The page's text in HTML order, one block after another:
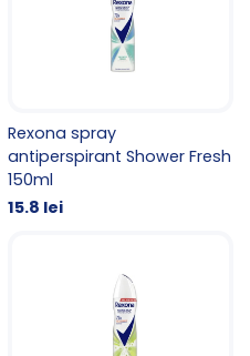
Rexona spray
antiperspirant Shower Fresh
150ml
15.8 lei